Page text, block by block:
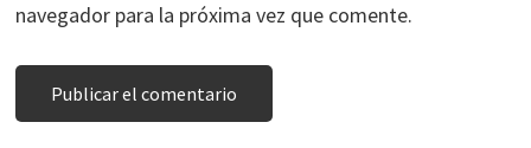
navegador para la próxima vez que comente.